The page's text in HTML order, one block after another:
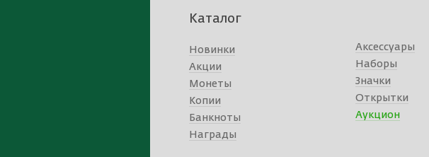
Каталог
Новинки
Акции
Монеты
Копии
Банкноты
Награды
Аксессуары
Наборы
Значки
Открытки
Аукцион